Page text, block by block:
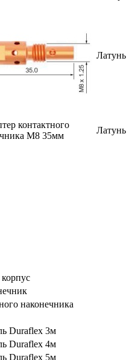
Латунь
Латунь
наконечника
Duraflex 3м
Duraflex 4м
Duraflex 5м